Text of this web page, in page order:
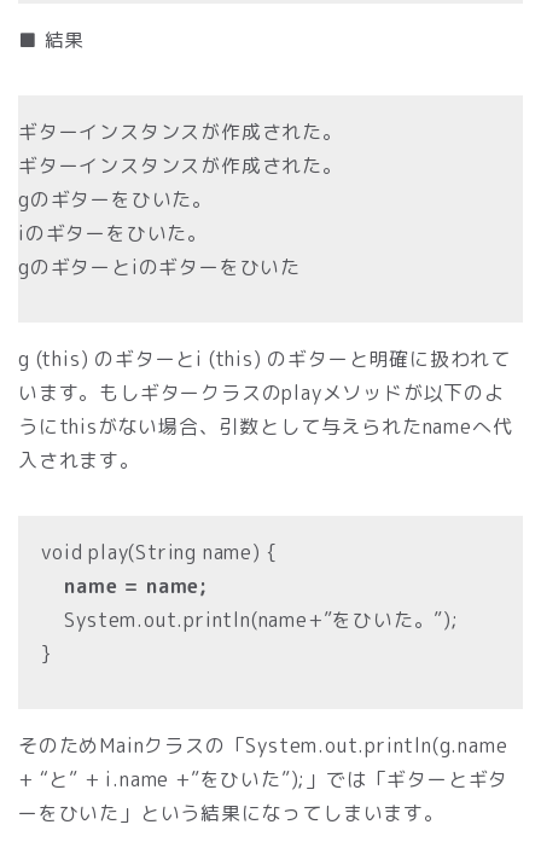
■ 結果
ギターインスタンスが作成された。
ギターインスタンスが作成された。
gのギターをひいた。
iのギターをひいた。
gのギターとiのギターをひいた
g (this) のギターとi (this) のギターと明確に扱われて
います。もしギタークラスのplayメソッドが以下のよ
うにthisがない場合、引数として与えられたnameへ代
入されます。
void play(String name) {
name = name;
System.out.println(name+”をひいた。”);
}
そのためMainクラスの「System.out.println(g.name
+ “と” + i.name +”をひいた”);」では「ギターとギタ
ーをひいた」という結果になってしまいます。